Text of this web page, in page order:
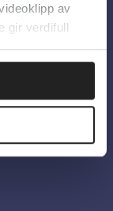
av
gir verdifull